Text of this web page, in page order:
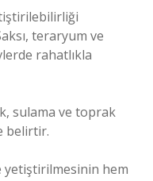
teraryum ve
rahatlıkla
sulama ve toprak
belirtir.
yetiştirilmesinin hem